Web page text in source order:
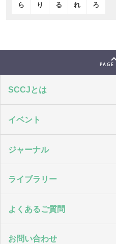
ら り る れ ろ
PAGE
SCCJとは
イベント
ジャーナル
ライブラリー
よくあるご質問
お問い合わせ